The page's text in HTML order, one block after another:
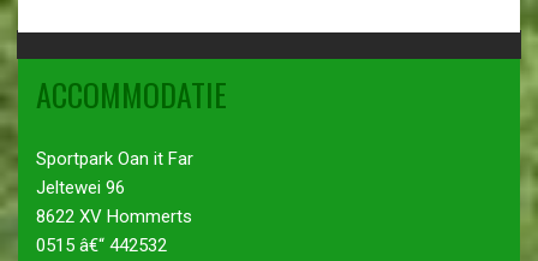
ACCOMMODATIE
Sportpark Oan it Far
Jeltewei 96
8622 XV Hommerts
0515 â€“ 442532